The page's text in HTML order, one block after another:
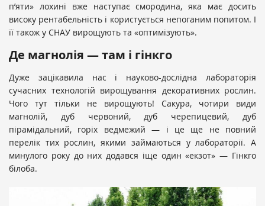
п’яти» лохині вже наступає смородина, яка має досить
високу рентабельність і користується непоганим попитом. І
її також у СНАУ вирощують та «оптимізують».
Де магнолія — там і гінкго
Дуже зацікавила нас і науково-дослідна лабораторія
сучасних технологій вирощування декоративних рослин.
Чого тут тільки не вирощують! Сакура, чотири види
магнолій, дуб червоний, дуб черепицевий, дуб
пірамідальний, горіх ведмежий — і це ще не повний
перелік тих рослин, якими займаються у лабораторії. А
минулого року до них додався іще один «екзот» — Гінкго
білоба.